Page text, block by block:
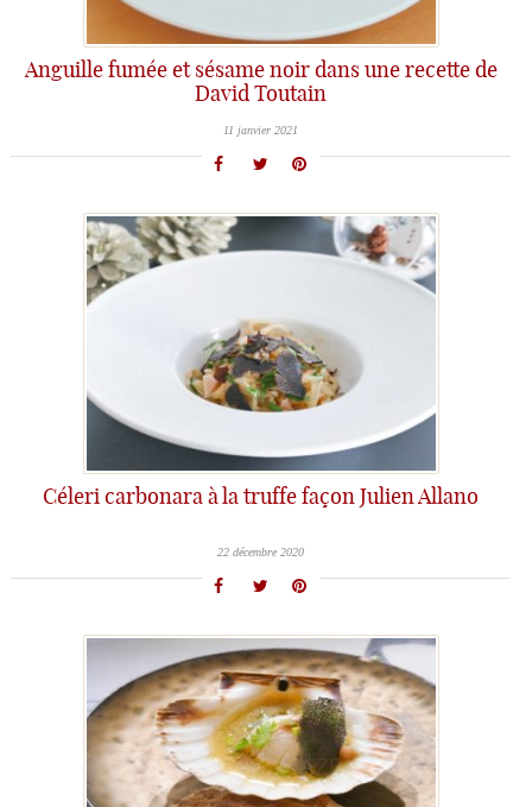
Anguille fumée et sésame noir dans une recette de
David Toutain
11 janvier 2021
Céleri carbonara à la truffe façon Julien Allano
22 décembre 2020